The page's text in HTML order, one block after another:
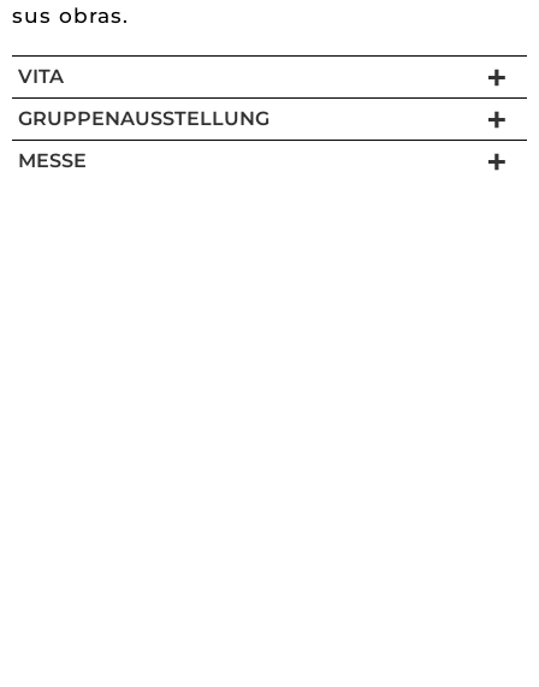
sus obras.
VITA
GRUPPENAUSSTELLUNG
MESSE